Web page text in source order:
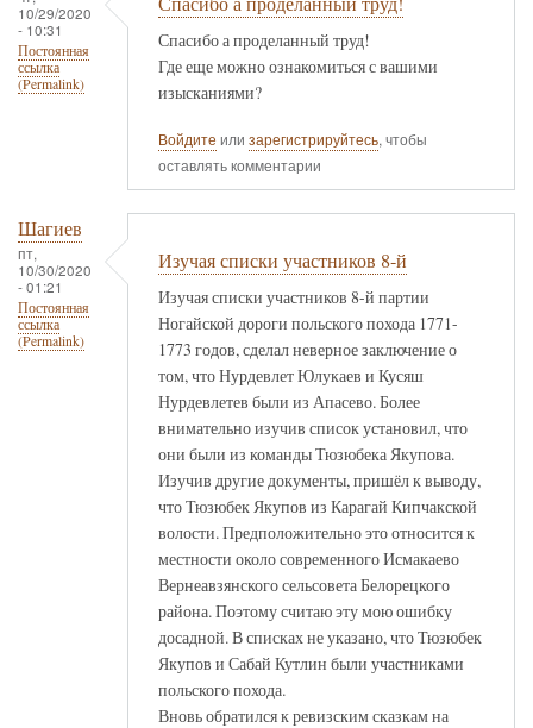
10/29/2020
- 10:31
Постоянная
ссылка
(Permalink)
Спасибо а проделанный труд!
Где еще можно ознакомиться с вашими
изысканиями?
Войдите или зарегистрируйтесь, чтобы
оставлять комментарии
Шагиев
пт,
10/30/2020
- 01:21
Постоянная
ссылка
(Permalink)
Изучая списки участников 8-й
Изучая списки участников 8-й партии
Ногайской дороги польского похода 1771-
1773 годов, сделал неверное заключение о
том, что Нурдевлет Юлукаев и Кусяш
Нурдевлетев были из Апасево. Более
внимательно изучив список установил, что
они были из команды Тюзюбека Якупова.
Изучив другие документы, пришёл к выводу,
что Тюзюбек Якупов из Карагай Кипчакской
волости. Предположительно это относится к
местности около современного Исмакаево
Вернеавзянского сельсовета Белорецкого
района. Поэтому считаю эту мою ошибку
досадной. В списках не указано, что Тюзюбек
Якупов и Сабай Кутлин были участниками
польского похода.
Вновь обратился к ревизским сказкам на